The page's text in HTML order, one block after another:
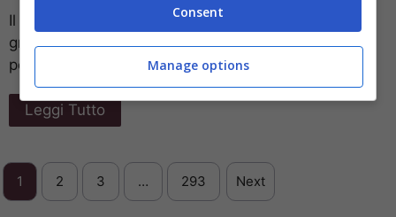
Il tuo schermo è sottosopra? Oppure ruotato di 90
gradi o di 270? Non sai come fare e stai già
pensando ...
Leggi Tutto
1 2 3 … 293 Next
Consent
Manage options